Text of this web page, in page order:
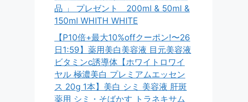
品 」 プレゼント 200ml & 50ml &
150ml WHITH WHITE
【P10倍+最大10%offクーポン!〜26
日1:59】薬用美白美容液 目元美容液
ビタミンc誘導体【ホワイトロワイ
ヤル 極濃美白 プレミアムエッセン
ス 20g 1本】美白 シミ 美容液 肝斑
薬用 シミ・そばかす トラネキサム